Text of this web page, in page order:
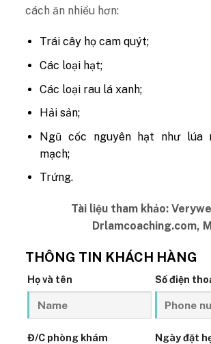
cách ăn nhiều hơn:
Trái cây họ cam quýt;
Các loại hạt;
Các loại rau lá xanh;
Hải sản;
Ngũ cốc nguyên hạt như lúa
mạch;
Trứng.
Tài liệu tham khảo:
Drlamcoaching.com,
THÔNG TIN KHÁCH HÀNG
Họ và tên Số điện
Đ/C phòng khám Ngày đặt